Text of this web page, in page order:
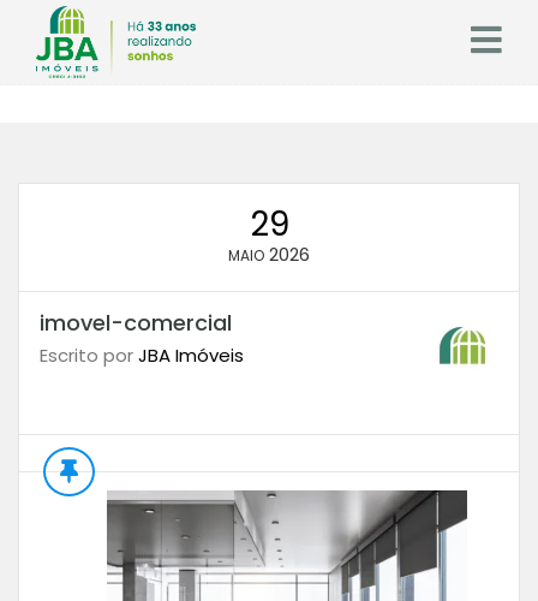
29
MAIO 2026
imovel-comercial
Escrito porJBA Imóveis